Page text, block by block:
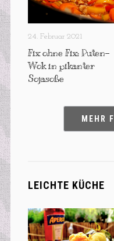
24. Februar 2021
Fix ohne Fix: Puten-
Wok in pikanter
Sojasoße
MEHR
LEICHTE KÜCHE